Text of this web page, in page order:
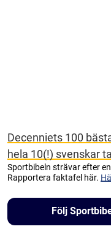
Decenniets 100
hela 10(!) svenskar
Sportbibeln strävar efter
Rapportera faktafel här.
Följ